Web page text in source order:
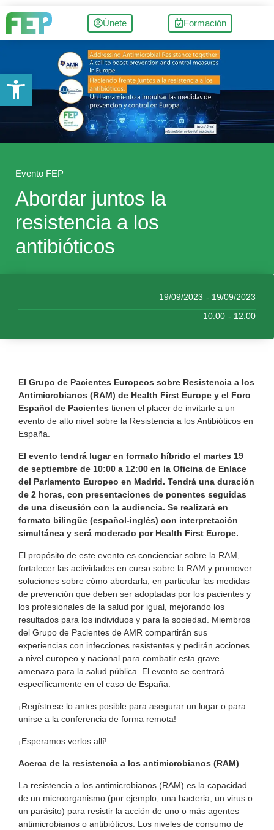
Únete Formación
Evento FEP
Abordar juntos la
resistencia a los
antibióticos
19/09/2023 - 19/09/2023
10:00 - 12:00
El Grupo de Pacientes Europeos sobre Resistencia a los
Antimicrobianos (RAM) de Health First Europe y el Foro
Español de Pacientes tienen el placer de invitarle a un
evento de alto nivel sobre la Resistencia a los Antibióticos en
España.
El evento tendrá lugar en formato híbrido el martes 19
de septiembre de 10:00 a 12:00 en la Oficina de Enlace
del Parlamento Europeo en Madrid. Tendrá una duración
de 2 horas, con presentaciones de ponentes seguidas
de una discusión con la audiencia. Se realizará en
formato bilingüe (español-inglés) con interpretación
simultánea y será moderado por Health First Europe.
El propósito de este evento es concienciar sobre la RAM,
fortalecer las actividades en curso sobre la RAM y promover
soluciones sobre cómo abordarla, en particular las medidas
de prevención que deben ser adoptadas por los pacientes y
los profesionales de la salud por igual, mejorando los
resultados para los individuos y para la sociedad. Miembros
del Grupo de Pacientes de AMR compartirán sus
experiencias con infecciones resistentes y pedirán acciones
a nivel europeo y nacional para combatir esta grave
amenaza para la salud pública. El evento se centrará
específicamente en el caso de España.
¡Regístrese lo antes posible para asegurar un lugar o para
unirse a la conferencia de forma remota!
¡Esperamos verlos allí!
Acerca de la resistencia a los antimicrobianos (RAM)
La resistencia a los antimicrobianos (RAM) es la capacidad
de un microorganismo (por ejemplo, una bacteria, un virus o
un parásito) para resistir la acción de uno o más agentes
antimicrobianos o antibióticos. Los niveles de consumo de
Abrir barra de herramientas